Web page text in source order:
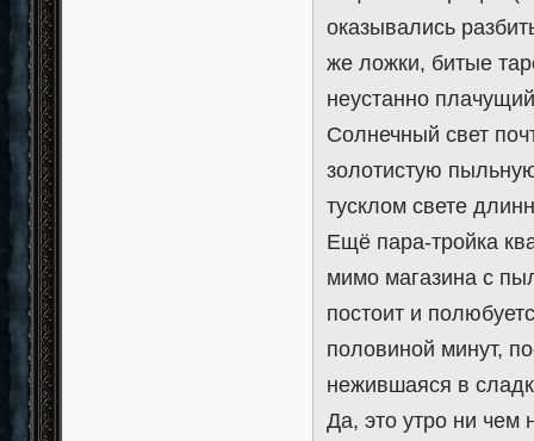
оказывались
же ложки, битые
неустанно
Солнечный свет
золотистую
тусклом свете
Ещё пара-тройка
мимо магазина с
постоит и
половиной минут,
нежившаяся в
Да, это утро ни чем